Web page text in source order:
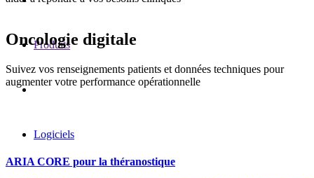
Produits
Logiciels
Oncologie digitale
Suivez vos renseignements patients et données techniques pour
augmenter votre performance opérationnelle
ARIA CORE pour la théranostique